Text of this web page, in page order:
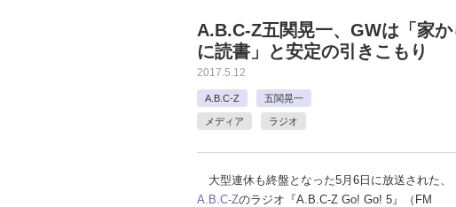
A.B.C-Z五関晃一、GWは「家
に読書」と安定の引きこもり
2017.5.12
A.B.C-Z 五関晃一
メディア ラジオ
大型連休も終盤となった5月6日に放送された、
A.B.C-Zのラジオ『A.B.C-Z Go! Go! 5』（FM